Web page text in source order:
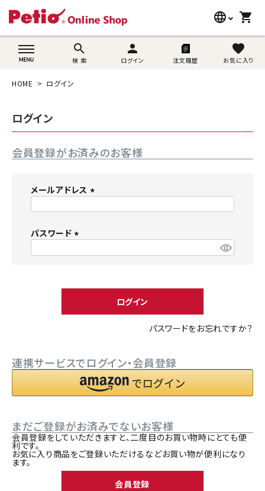
language
wovn-lang-name
shopping_cart
search
検 索
person
ログイン 注文履歴
favorite
お気に入り
search
うさぎ用品
ブランド別に探す
目的別に探す
SNS
ようこそ ゲスト 様
person 新規会員登録
HOME ログイン
ログイン
会員登録がお済みのお客様
メールアドレス
パスワード
)
ログイン
パスワードをお忘れですか？
連携サービスでログイン・会員登録
まだご登録がお済みでないお客様
会員登録をしていただきますと、二度目のお買い物時にとても便
利です。
お気に入り商品をご登録いただけるなどお買い物が便利になり
ます。
会員登録